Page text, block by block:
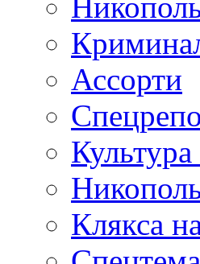
Ассорти
Клякса